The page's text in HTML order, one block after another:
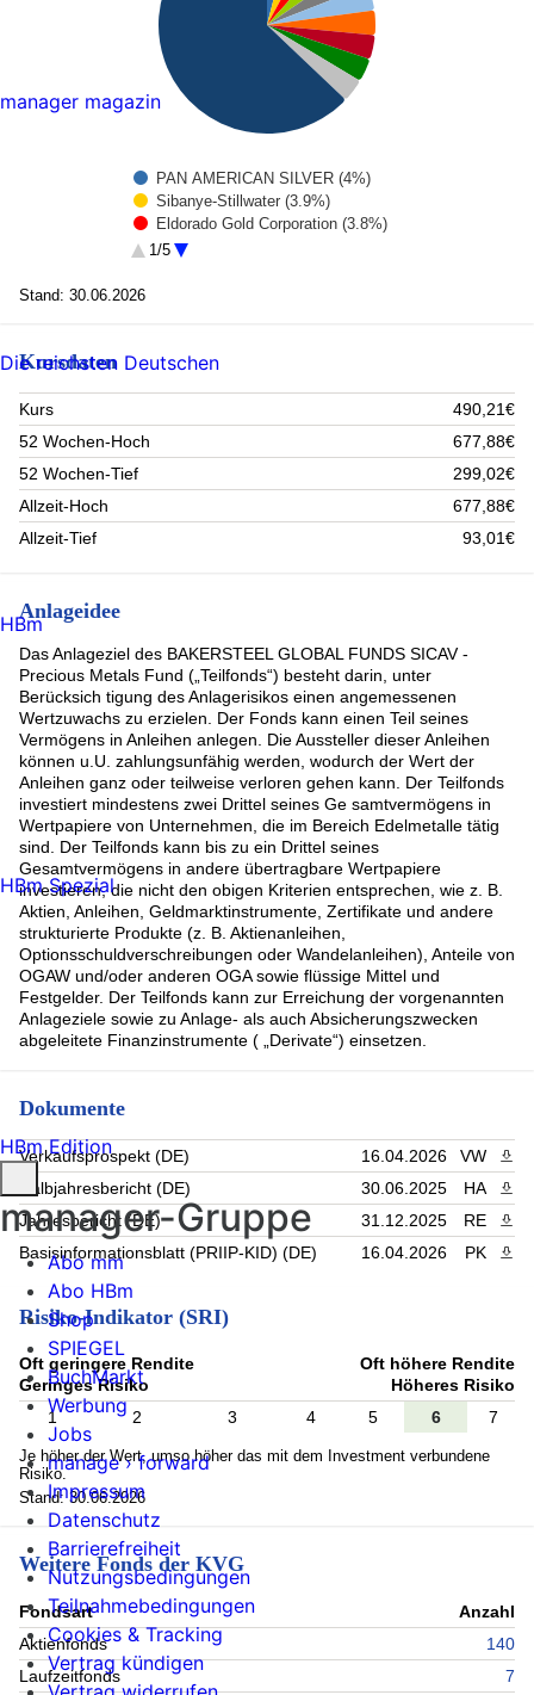
PAN AMERICAN SILVER (4%)
Sibanye-Stillwater (3.9%)
Eldorado Gold Corporation (3.8%)
Aris Mining Corp (3.7%)
Barrick Gold Corp (3.5%)
1/5
Stand: 30.06.2026
Kursdaten
Kurs
490,21€
52 Wochen-Hoch
677,88€
52 Wochen-Tief
299,02€
Allzeit-Hoch
677,88€
Allzeit-Tief
93,01€
Anlageidee
Das Anlageziel des BAKERSTEEL GLOBAL FUNDS SICAV -
Precious Metals Fund („Teilfonds“) besteht darin, unter
Berücksich tigung des Anlagerisikos einen angemessenen
Wertzuwachs zu erzielen. Der Fonds kann einen Teil seines
Vermögens in Anleihen anlegen. Die Aussteller dieser Anleihen
können u.U. zahlungsunfähig werden, wodurch der Wert der
Anleihen ganz oder teilweise verloren gehen kann. Der Teilfonds
investiert mindestens zwei Drittel seines Ge samtvermögens in
Wertpapiere von Unternehmen, die im Bereich Edelmetalle tätig
sind. Der Teilfonds kann bis zu ein Drittel seines
Gesamtvermögens in andere übertragbare Wertpapiere
investieren, die nicht den obigen Kriterien entsprechen, wie z. B.
Aktien, Anleihen, Geldmarktinstrumente, Zertifikate und andere
strukturierte Produkte (z. B. Aktienanleihen,
Optionsschuldverschreibungen oder Wandelanleihen), Anteile von
OGAW und/oder anderen OGA sowie flüssige Mittel und
Festgelder. Der Teilfonds kann zur Erreichung der vorgenannten
Anlageziele sowie zu Anlage- als auch Absicherungszwecken
abgeleitete Finanzinstrumente ( „Derivate“) einsetzen.
Dokumente
Verkaufsprospekt (DE) 16.04.2026 VW
Halbjahresbericht (DE)
30.06.2025 HA
Jahresbericht (DE)
31.12.2025 RE
Basisinformationsblatt (PRIIP-KID) (DE)
16.04.2026 PK
Risiko-Indikator (SRI)
Oft geringere Rendite
Geringes Risiko
Oft höhere Rendite
Höheres Risiko
1
2 3 4 5 6 7
Je höher der Wert, umso höher das mit dem Investment verbundene
Risiko.
Stand: 30.06.2026
Weitere Fonds der KVG
Fondsart
Anzahl
Aktienfonds
140
Laufzeitfonds
7
manager magazin
Die reichsten Deutschen
HBm
HBm Spezial
HBm Edition
manager-Gruppe
Abo mm
Abo HBm
Shop
SPIEGEL
BuchMarkt
Werbung
Jobs
manage › forward
Impressum
Datenschutz
Barrierefreiheit
Nutzungsbedingungen
Teilnahmebedingungen
Cookies & Tracking
Vertrag kündigen